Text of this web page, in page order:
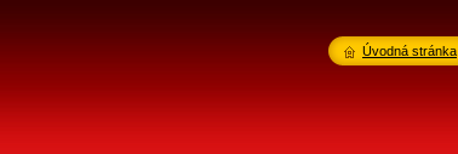
Úvodná stránka